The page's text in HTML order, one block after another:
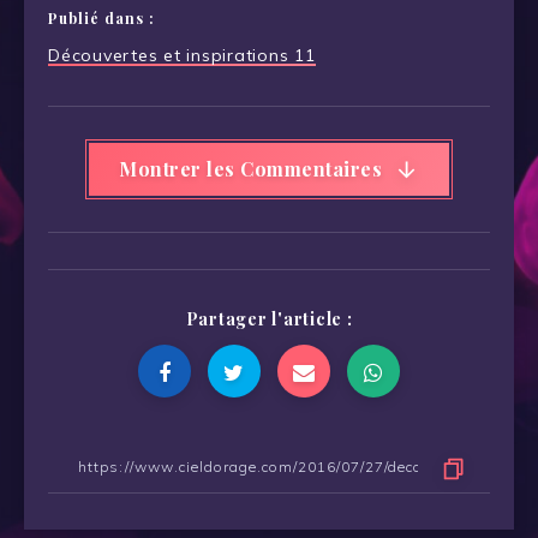
Publié dans :
Navigation
Découvertes et inspirations 11
Montrer les Commentaires
Partager l'article :